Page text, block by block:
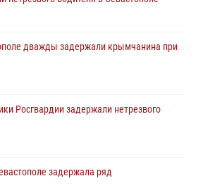
дважды задержали крымчанина при
Росгвардии задержали нетрезвого
задержала ряд